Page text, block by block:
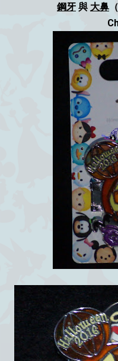
鋼牙 與 大鼻